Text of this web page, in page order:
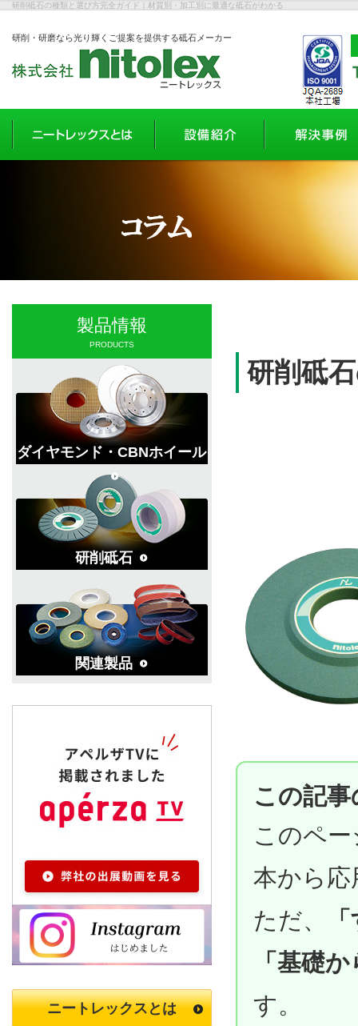
研削砥石の種類と選び方完全ガイド｜材質別・加工別に最適な砥石がわかる
研削・研磨なら光り輝くご提案を提供する砥石メーカー
研削砥
この記
このペ
本から応
ただ、
「基礎
す。
製品情報
PRODUCTS
ダイヤモンド・CBNホイール
研削砥石
関連製品
ニートレックスとは